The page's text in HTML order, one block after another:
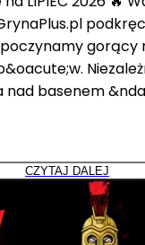
gorący
nad basenem
CZYTAJ DALEJ